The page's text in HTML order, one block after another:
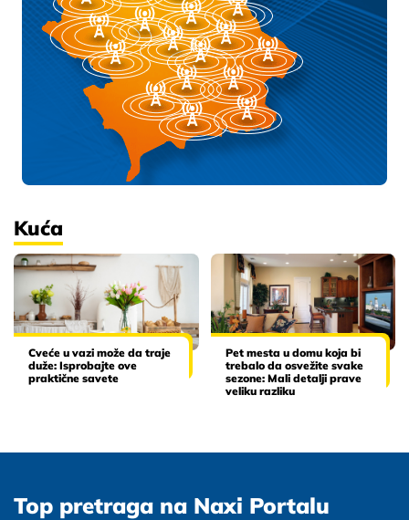
Kuća
Cveće u vazi može da traje
duže: Isprobajte ove
praktične savete
Pet mesta u domu koja bi
trebalo da osvežite svake
sezone: Mali detalji prave
veliku razliku
Top pretraga na Naxi Portalu